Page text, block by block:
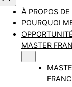
À PROPOS
POURQUOI
MASTER